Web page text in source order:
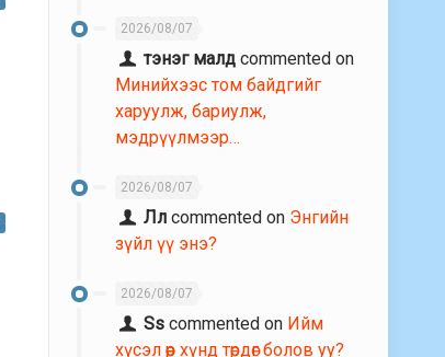
2026/08/07
тэнэг малд commented on
Минийхээс том байдгийг
харуулж, бариулж,
мэдрүүлмээр…
2026/08/07
Лл commented on Энгийн
зүйл үү энэ?
2026/08/07
Ss commented on Ийм
хүсэл өөр хүнд төрдөг болов уу?